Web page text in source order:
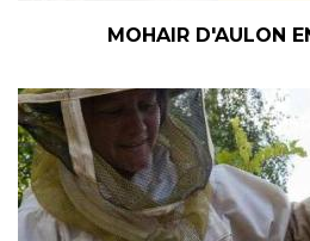
MOHAIR D'AULON